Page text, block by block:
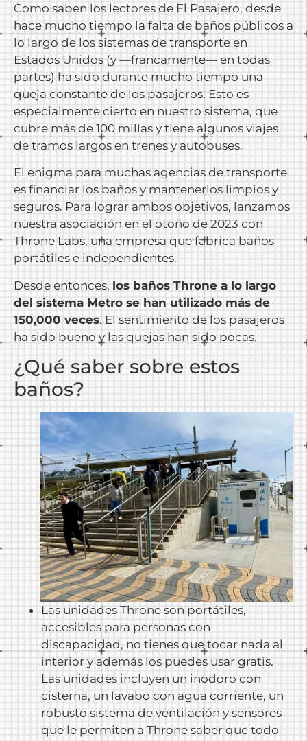
Como saben los lectores de El Pasajero, desde
hace mucho tiempo la falta de baños públicos a
lo largo de los sistemas de transporte en
Estados Unidos (y —francamente— en todas
partes) ha sido durante mucho tiempo una
queja constante de los pasajeros. Esto es
especialmente cierto en nuestro sistema, que
cubre más de 100 millas y tiene algunos viajes
de tramos largos en trenes y autobuses.
El enigma para muchas agencias de transporte
es financiar los baños y mantenerlos limpios y
seguros. Para lograr ambos objetivos, lanzamos
nuestra asociación en el otoño de 2023 con
Throne Labs, una empresa que fabrica baños
portátiles e independientes.
Desde entonces, los baños Throne a lo largo
del sistema Metro se han utilizado más de
150,000 veces. El sentimiento de los pasajeros
ha sido bueno y las quejas han sido pocas.
¿Qué saber sobre estos
baños?
Las unidades Throne son portátiles,
accesibles para personas con
discapacidad, no tienes que tocar nada al
interior y además los puedes usar gratis.
Las unidades incluyen un inodoro con
cisterna, un lavabo con agua corriente, un
robusto sistema de ventilación y sensores
que le permiten a Throne saber que todo